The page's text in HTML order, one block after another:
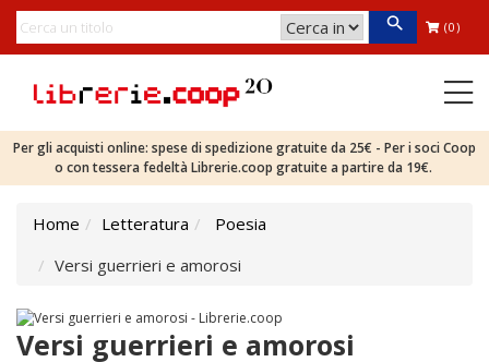
(0)
Per gli acquisti online: spese di spedizione gratuite da 25€ - Per i soci Coop
o con tessera fedeltà Librerie.coop gratuite a partire da 19€.
Home Letteratura
Poesia
Versi guerrieri e amorosi
Versi guerrieri e amorosi